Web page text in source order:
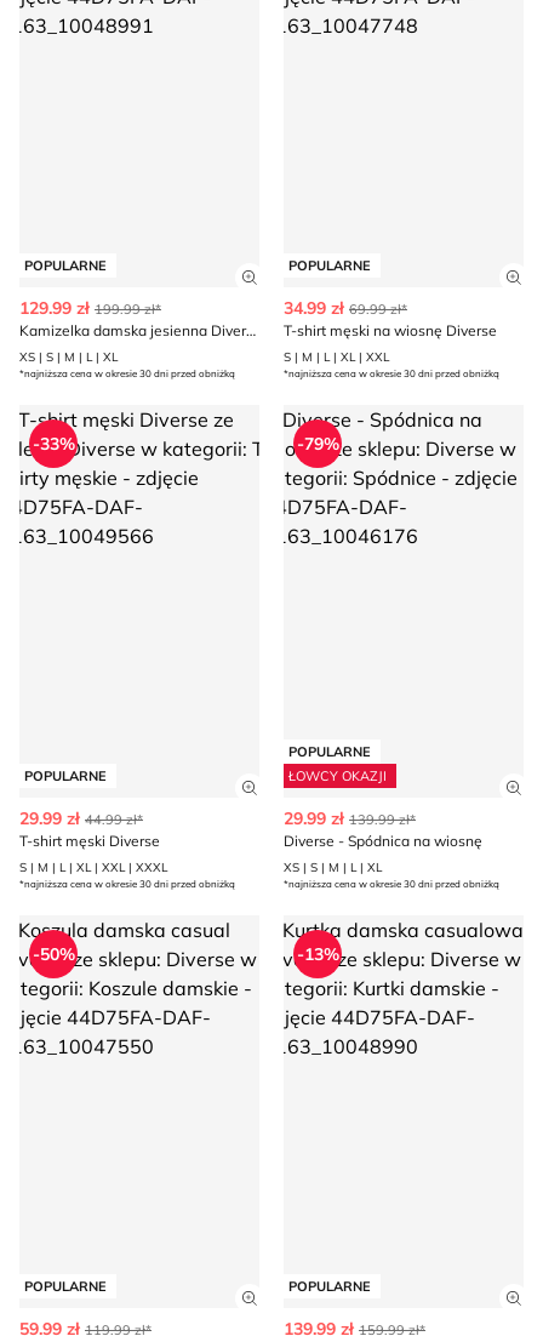
POPULARNE
Zobacz szczegóły produktu
129.99 zł 199.99 zł*
Kamizelka damska jesienna Diverse
XS | S | M | L | XL
*najniższa cena w okresie 30 dni przed obniżką
POPULARNE
34.99 zł 69.99 zł*
T-shirt męski na wiosnę Diverse
S | M | L | XL | XXL
*najniższa cena w okresie 30 dni przed obniżką
shirt męski Diverse
POPULARNE
-33%
Zobacz szczegóły produktu
29.99 zł 44.99 zł*
T-shirt męski Diverse
S | M | L | XL | XXL | XXXL
*najniższa cena w okresie 30 dni przed obniżką
Diverse - Spódnica na wiosnę
POPULARNE
ŁOWCY OKAZJI
-79%
29.99 zł 139.99 zł*
Diverse - Spódnica na wiosnę
XS | S | M | L | XL
*najniższa cena w okresie 30 dni przed obniżką
damska casual Diverse
POPULARNE
-50%
Zobacz szczegóły produktu
59.99 zł 119.99 zł*
Kurtka damska casualowa
POPULARNE
-13%
139.99 zł 159.99 zł*